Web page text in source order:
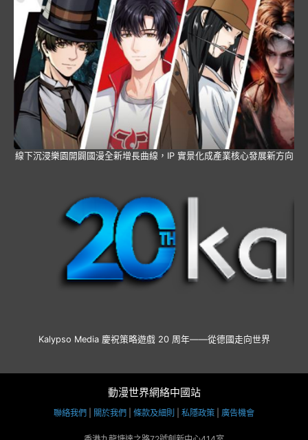
線下沉浸樂園開闢國漫全新增長曲線，IP 實景化成產業核心發展新方向
Kalypso Media 慶祝策略遊戲 20 周年——從德國走向世界
動漫世界網絡中國站
聯絡我們 關於我們 條款及細則 私隱政策 廣告機會